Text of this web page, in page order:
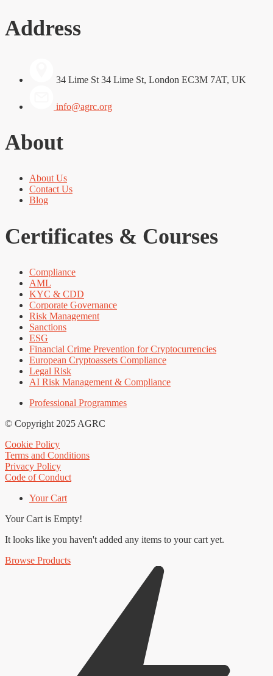
Address
34 Lime St 34 Lime St, London EC3M 7AT, UK
info@agrc.org
About
About Us
Contact Us
Blog
Certificates & Courses
Compliance
AML
KYC & CDD
Corporate Governance
Risk Management
Sanctions
ESG
Financial Crime Prevention for Cryptocurrencies
European Cryptoassets Compliance
Legal Risk
AI Risk Management & Compliance
Professional Programmes
© Copyright 2025 AGRC
Cookie Policy
Terms and Conditions
Privacy Policy
Code of Conduct
Your Cart
Your Cart is Empty!
It looks like you haven't added any items to your cart yet.
Browse Products